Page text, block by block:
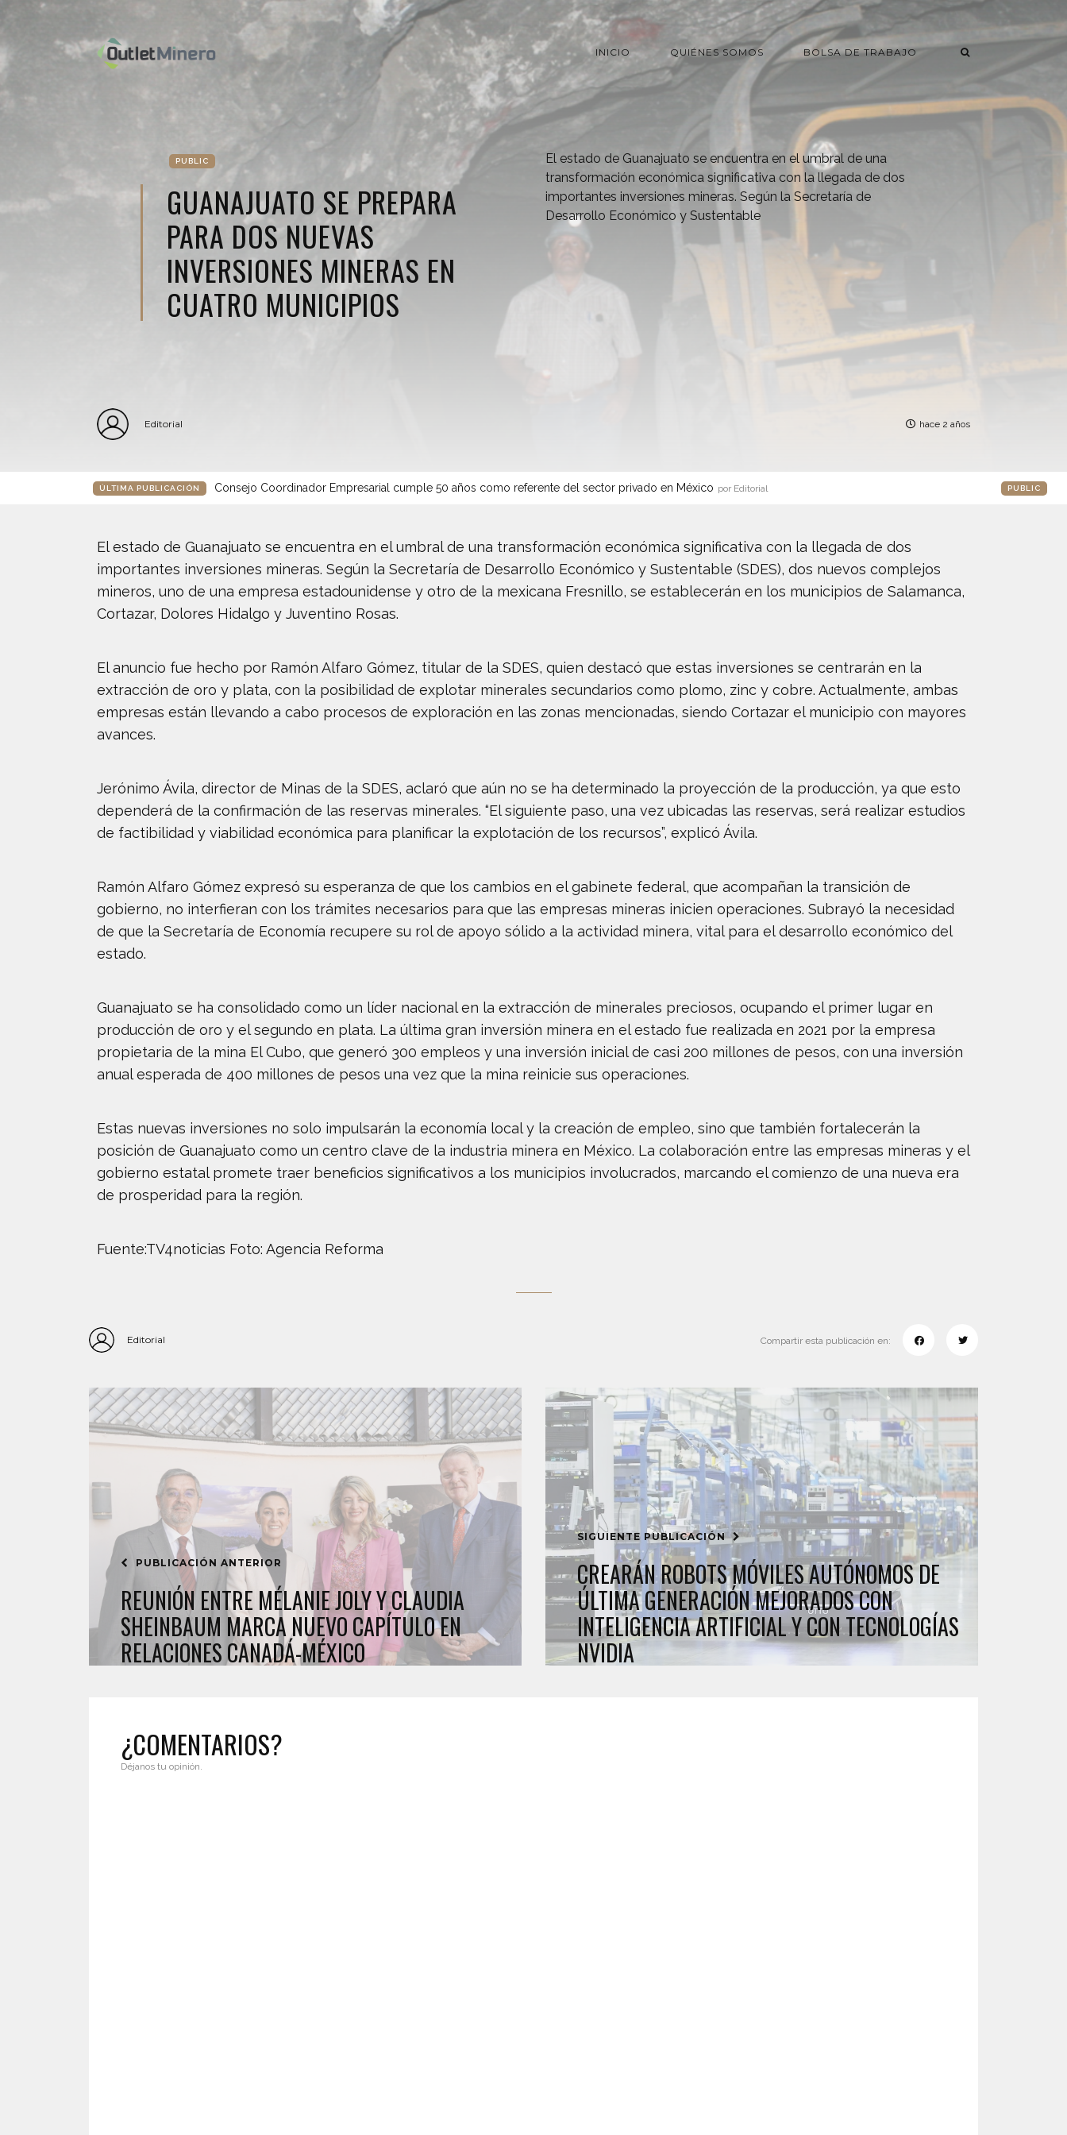
INICIO QUIÉNES SOMOS BOLSA DE TRABAJO
PUBLIC
GUANAJUATO SE PREPARA
PARA DOS NUEVAS
INVERSIONES MINERAS EN
CUATRO MUNICIPIOS
El estado de Guanajuato se encuentra en el umbral de una
transformación económica significativa con la llegada de dos
importantes inversiones mineras. Según la Secretaría de
Desarrollo Económico y Sustentable
Editorial hace 2 años
ÚLTIMA PUBLICACIÓN Consejo Coordinador Empresarial cumple 50 años como referente del sector privado en México por Editorial PUBLIC
El estado de Guanajuato se encuentra en el umbral de una transformación económica significativa con la llegada de dos
importantes inversiones mineras. Según la Secretaría de Desarrollo Económico y Sustentable (SDES), dos nuevos complejos
mineros, uno de una empresa estadounidense y otro de la mexicana Fresnillo, se establecerán en los municipios de Salamanca,
Cortazar, Dolores Hidalgo y Juventino Rosas.
El anuncio fue hecho por Ramón Alfaro Gómez, titular de la SDES, quien destacó que estas inversiones se centrarán en la
extracción de oro y plata, con la posibilidad de explotar minerales secundarios como plomo, zinc y cobre. Actualmente, ambas
empresas están llevando a cabo procesos de exploración en las zonas mencionadas, siendo Cortazar el municipio con mayores
avances.
Jerónimo Ávila, director de Minas de la SDES, aclaró que aún no se ha determinado la proyección de la producción, ya que esto
dependerá de la confirmación de las reservas minerales. “El siguiente paso, una vez ubicadas las reservas, será realizar estudios
de factibilidad y viabilidad económica para planificar la explotación de los recursos”, explicó Ávila.
Ramón Alfaro Gómez expresó su esperanza de que los cambios en el gabinete federal, que acompañan la transición de
gobierno, no interfieran con los trámites necesarios para que las empresas mineras inicien operaciones. Subrayó la necesidad
de que la Secretaría de Economía recupere su rol de apoyo sólido a la actividad minera, vital para el desarrollo económico del
estado.
Guanajuato se ha consolidado como un líder nacional en la extracción de minerales preciosos, ocupando el primer lugar en
producción de oro y el segundo en plata. La última gran inversión minera en el estado fue realizada en 2021 por la empresa
propietaria de la mina El Cubo, que generó 300 empleos y una inversión inicial de casi 200 millones de pesos, con una inversión
anual esperada de 400 millones de pesos una vez que la mina reinicie sus operaciones.
Estas nuevas inversiones no solo impulsarán la economía local y la creación de empleo, sino que también fortalecerán la
posición de Guanajuato como un centro clave de la industria minera en México. La colaboración entre las empresas mineras y el
gobierno estatal promete traer beneficios significativos a los municipios involucrados, marcando el comienzo de una nueva era
de prosperidad para la región.
Fuente:TV4noticias Foto: Agencia Reforma
Editorial Compartir esta publicación en:
PUBLICACIÓN ANTERIOR
REUNIÓN ENTRE MÉLANIE JOLY Y CLAUDIA
SHEINBAUM MARCA NUEVO CAPÍTULO EN
RELACIONES CANADÁ-MÉXICO
SIGUIENTE PUBLICACIÓN
CREARÁN ROBOTS MÓVILES AUTÓNOMOS DE
ÚLTIMA GENERACIÓN MEJORADOS CON
INTELIGENCIA ARTIFICIAL Y CON TECNOLOGÍAS
NVIDIA
¿COMENTARIOS?
Déjanos tu opinión.